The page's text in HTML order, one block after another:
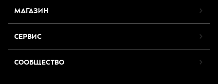
МАГАЗИН
СЕРВИС
СООБЩЕСТВО